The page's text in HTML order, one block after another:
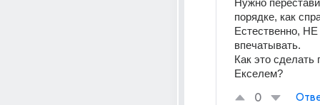
Нужно
порядке, как
Естественно,
впечатывать.
Как это сделать
Екселем?
0